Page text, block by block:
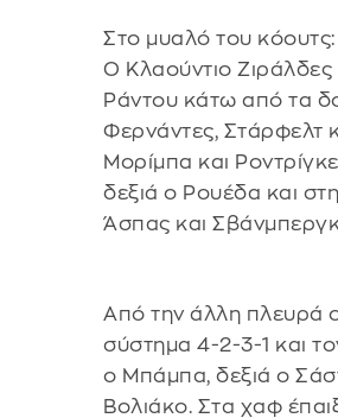
Στο μυαλό του κόουτς:
Ο Κλαούντιο Ζιράλδες
Ράντου κάτω από τα
Φερνάντες, Στάρφελτ
Μορίμπα και
δεξιά ο Ρουέδα και
Άσπας και
Από την άλλη πλευρά
σύστημα 4-2-3-1 και
ο Μπάμπα, δεξιά ο
Βολιάκο. Στα χαφ